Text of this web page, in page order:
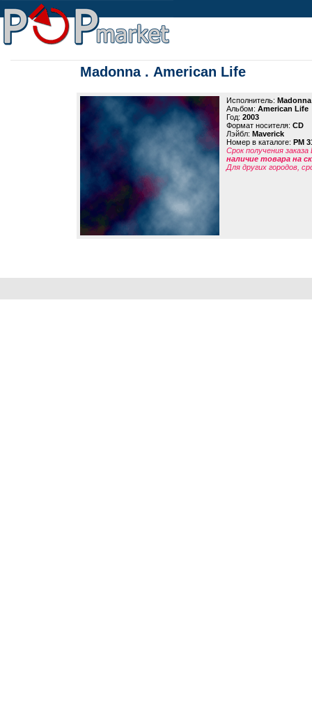
Madonna . American Life
Исполнитель: Madonna
Альбом: American Life
Год: 2003
Формат носителя: CD
Лэйбл: Maverick
Номер в каталоге: PM
Срок получения
наличие товара на
Для других городов,